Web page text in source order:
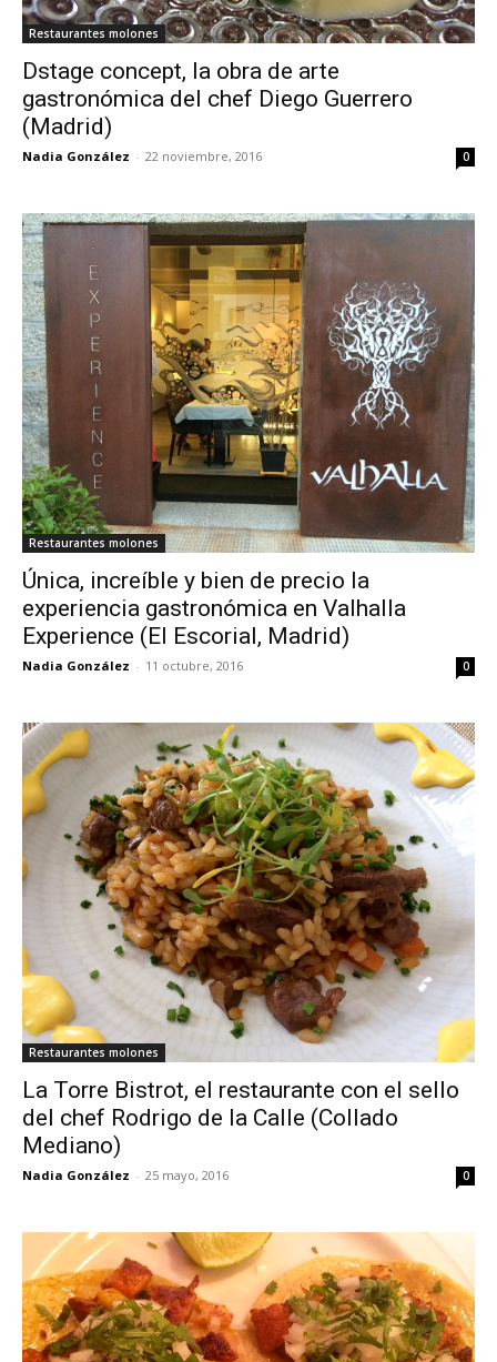
Restaurantes molones
Dstage concept, la obra de arte
gastronómica del chef Diego Guerrero
(Madrid)
Nadia González - 22 noviembre, 2016 0
Restaurantes molones
Única, increíble y bien de precio la
experiencia gastronómica en Valhalla
Experience (El Escorial, Madrid)
Nadia González - 11 octubre, 2016 0
Restaurantes molones
La Torre Bistrot, el restaurante con el sello
del chef Rodrigo de la Calle (Collado
Mediano)
Nadia González - 25 mayo, 2016 0